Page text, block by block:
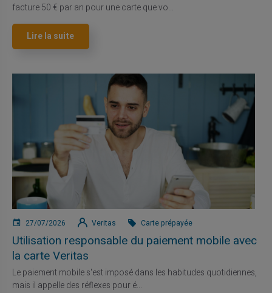
facture 50 € par an pour une carte que vo...
Lire la suite
27/07/2026 Veritas Carte prépayée
Utilisation responsable du paiement mobile avec
la carte Veritas
Le paiement mobile s'est imposé dans les habitudes quotidiennes,
mais il appelle des réflexes pour é...